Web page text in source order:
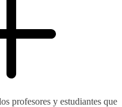
profesores y estudiantes que